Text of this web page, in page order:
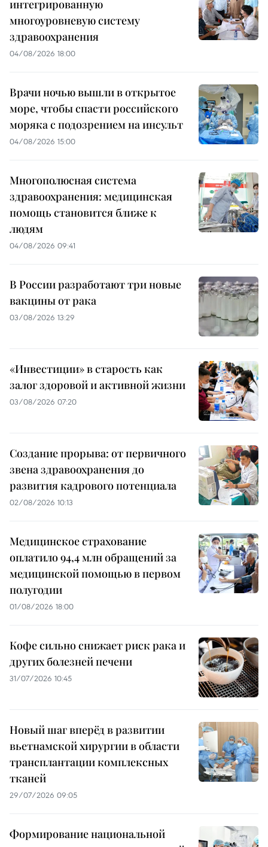
интегрированную
многоуровневую систему
здравоохранения
04/08/2026 18:00
Врачи ночью вышли в открытое
море, чтобы спасти российского
моряка с подозрением на инсульт
04/08/2026 15:00
Многополюсная система
здравоохранения: медицинская
помощь становится ближе к
людям
04/08/2026 09:41
В России разработают три новые
вакцины от рака
03/08/2026 13:29
«Инвестиции» в старость как
залог здоровой и активной жизни
03/08/2026 07:20
Создание прорыва: от первичного
звена здравоохранения до
развития кадрового потенциала
02/08/2026 10:13
Медицинское страхование
оплатило 94,4 млн обращений за
медицинской помощью в первом
полугодии
01/08/2026 18:00
Кофе сильно снижает риск рака и
других болезней печени
31/07/2026 10:45
Новый шаг вперёд в развитии
вьетнамской хирургии в области
трансплантации комплексных
тканей
29/07/2026 09:05
Формирование национальной